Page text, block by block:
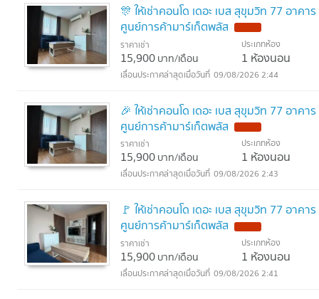
🎊 ให้เช่าคอนโด เดอะ เบส สุขุมวิท 77 อา
ศูนย์การค้ามาร์เก็ตพลัส
ราคาเช่า
15,900บาท/เดือน
ประเภทห้อง
1 ห้องนอน
09/08/2026 2:44
🎉 ให้เช่าคอนโด เดอะ เบส สุขุมวิท 77 อา
ศูนย์การค้ามาร์เก็ตพลัส
ราคาเช่า
15,900บาท/เดือน
ประเภทห้อง
1 ห้องนอน
09/08/2026 2:43
🚩 ให้เช่าคอนโด เดอะ เบส สุขุมวิท 77 อา
ศูนย์การค้ามาร์เก็ตพลัส
ราคาเช่า
15,900บาท/เดือน
ประเภทห้อง
1 ห้องนอน
09/08/2026 2:41